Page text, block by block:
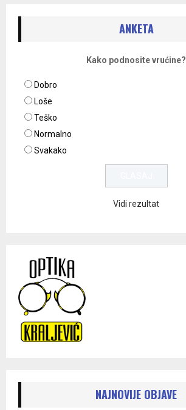
ANKETA
Kako podnosite vrućine?
Dobro
Loše
Teško
Normalno
Svakako
Vidi rezultat
NAJNOVIJE OBJAVE